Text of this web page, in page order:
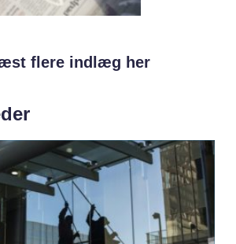
flere indlæg her